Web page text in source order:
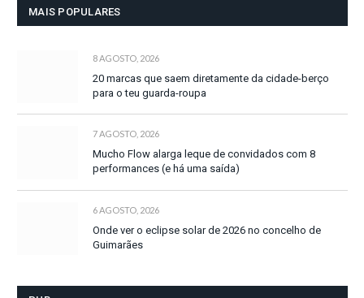
MAIS POPULARES
8 AGOSTO, 2026
20 marcas que saem diretamente da cidade-berço
para o teu guarda-roupa
7 AGOSTO, 2026
Mucho Flow alarga leque de convidados com 8
performances (e há uma saída)
6 AGOSTO, 2026
Onde ver o eclipse solar de 2026 no concelho de
Guimarães